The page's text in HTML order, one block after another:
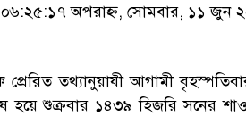
০৬:২৫:১৭ অপরাহ্ন, সোমবার, ১১ জুন
তথ্যানুয়াযী আগামী
হয়ে শুক্রবার ১৪৩৯ হিজরি সনের